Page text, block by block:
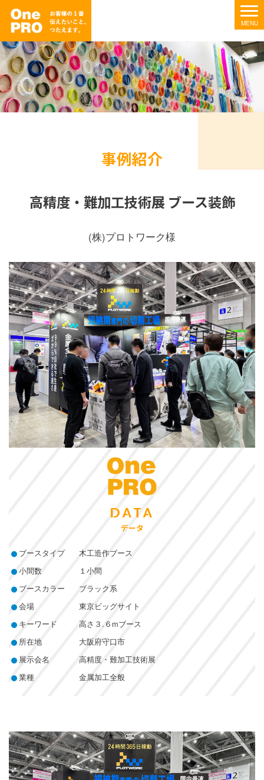
事例紹介
高精度・難加工技術展 ブース装飾
(株)プロトワーク様
DATA
データ
ブースタイプ
木工造作ブース
小間数
１小間
ブースカラー
ブラック系
会場
東京ビッグサイト
キーワード
高さ３.６mブース
所在地
大阪府守口市
展示会名
高精度・難加工技術展
業種
金属加工全般